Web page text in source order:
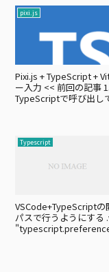
pixi.js
Pixi.js + TypeScript +
ー入力 << 前回の記事
TypeScriptで呼び出し
Typescript
VSCode+TypeScript
パスで行うようにす